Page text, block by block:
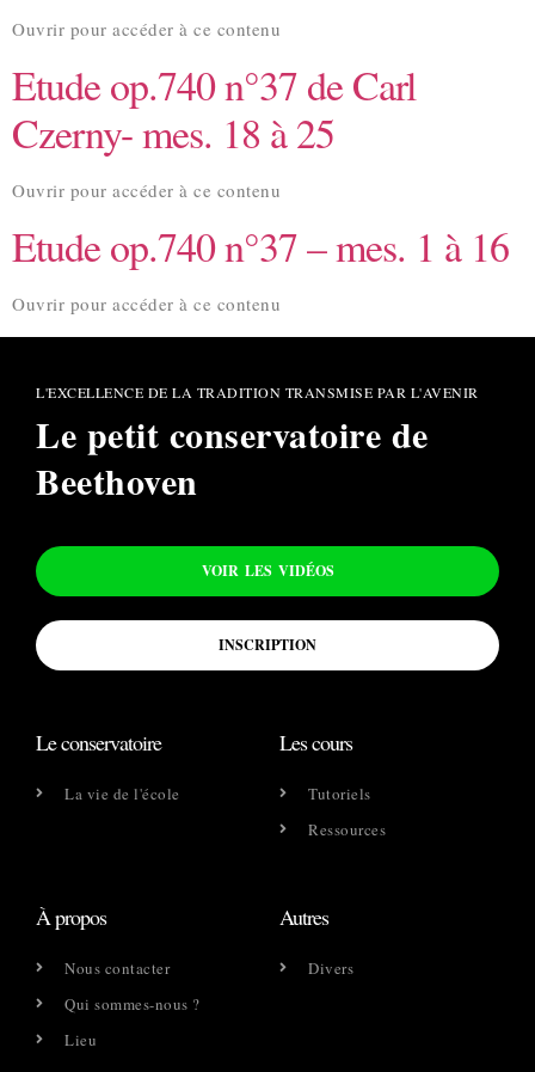
Ouvrir pour accéder à ce contenu
Etude op.740 n°37 de Carl
Czerny- mes. 18 à 25
Ouvrir pour accéder à ce contenu
Etude op.740 n°37 – mes. 1 à 16
Ouvrir pour accéder à ce contenu
L'EXCELLENCE DE LA TRADITION TRANSMISE PAR L'AVENIR
Le petit conservatoire de
Beethoven
VOIR LES VIDÉOS
INSCRIPTION
Le conservatoire
La vie de l'école
Les cours
Tutoriels
Ressources
À propos
Nous contacter
Qui sommes-nous ?
Lieu
Autres
Divers